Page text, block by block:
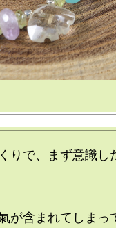
りで、まず意識し
が含まれてしまっ